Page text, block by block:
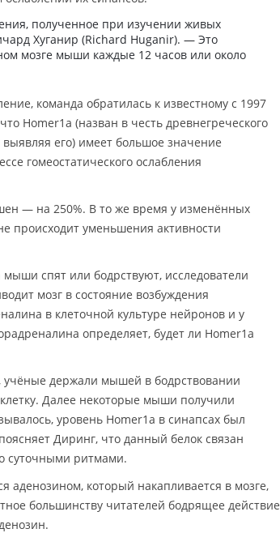
полученное при изучении живых
Хуганир (Richard Huganir). — Это
мозге мыши каждые 12 часов или около
команда обратилась к известному с 1997
Homer1a (назван в честь древнегреческого
его) имеет большое значение
гомеостатического ослабления
— на 250%. В то же время у изменённых
происходит уменьшения активности
мыши спят или бодрствуют, исследователи
мозг в состояние возбуждения
в клеточной культуре нейронов и у
определяет, будет ли Homer1a
учёные держали мышей в бодрствовании
Далее некоторые мыши получили
уровень Homer1a в синапсах был
Диринг, что данный белок связан
суточными ритмами.
аденозином, который накапливается в мозге,
большинству читателей бодрящее действие